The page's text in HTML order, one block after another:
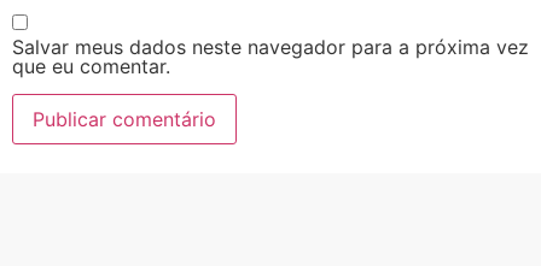
Salvar meus dados neste navegador para a próxima vez
que eu comentar.